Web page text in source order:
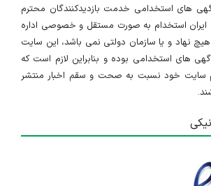
های استخدامی خدمت بازدیدکنندگان محترم
استخدام به صورت مستقل و خصوصی اداره
نهاد و یا سازمان دولتی نمی باشد، این سایت
های استخدامی بوده و بنابراین لازم است که
سایت خود نسبت به صحت و سقم اخبار منتشر